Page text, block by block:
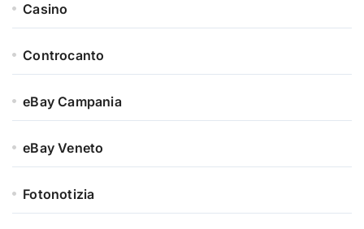
Casino
Controcanto
eBay Campania
eBay Veneto
Fotonotizia